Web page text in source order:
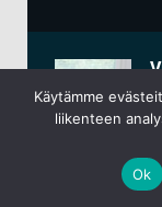
Käytämme
liikenteen
Ok